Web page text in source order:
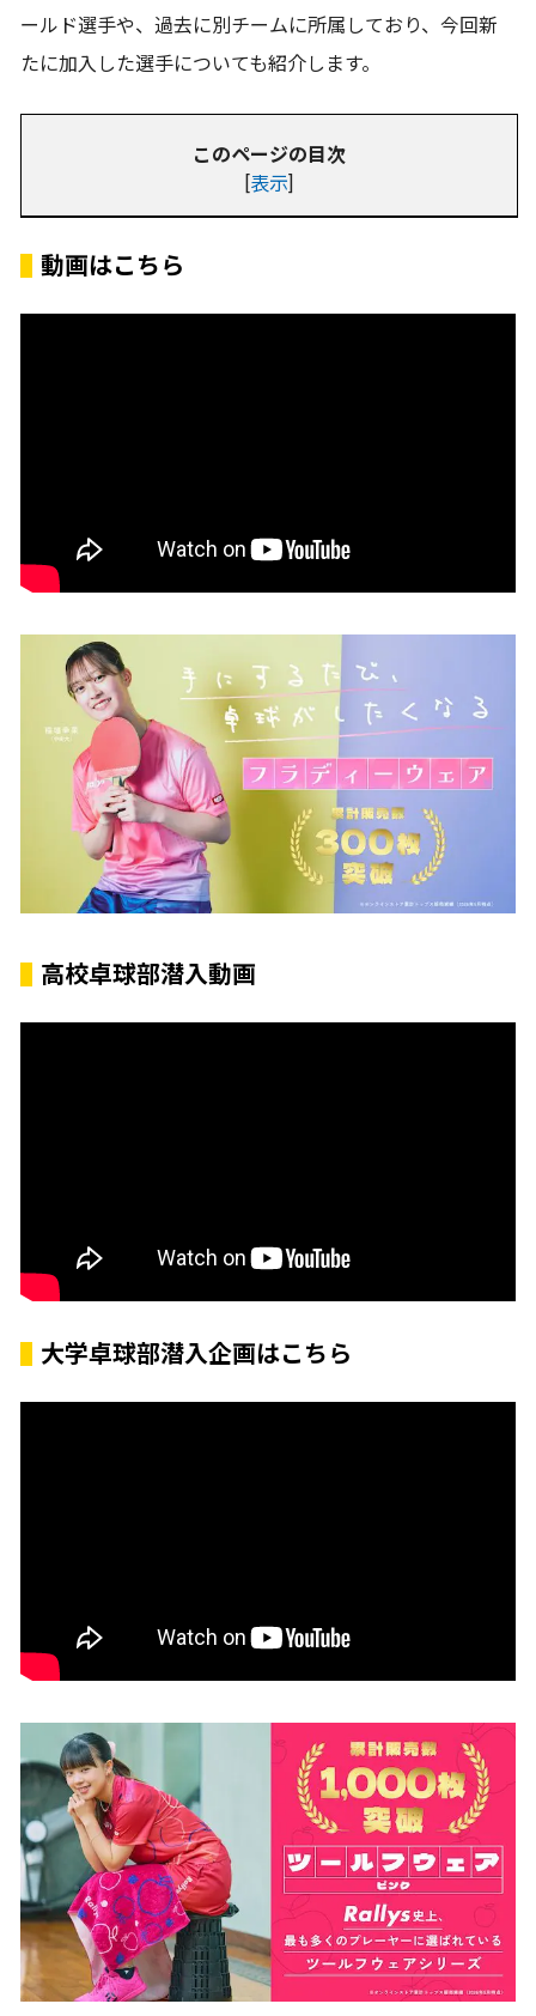
ールド選手や、過去に別チームに所属しており、今回新
たに加入した選手についても紹介します。
このページの目次
[表示]
動画はこちら
高校卓球部潜入動画
大学卓球部潜入企画はこちら